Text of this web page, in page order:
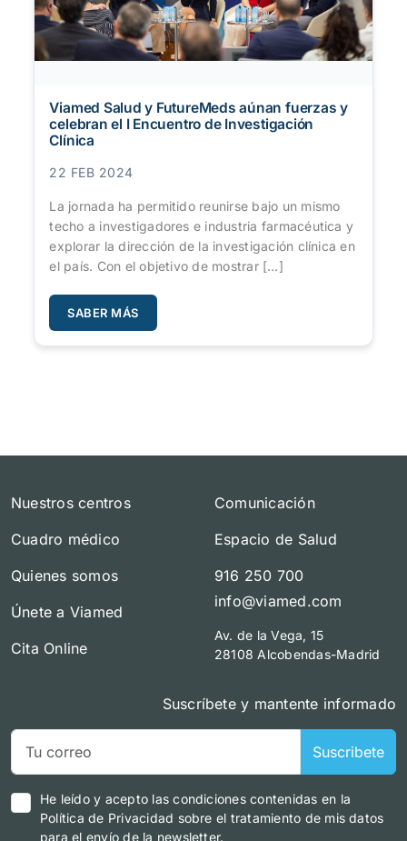
Viamed Salud y FutureMeds aúnan fuerzas y
celebran el I Encuentro de Investigación
Clínica
22 FEB 2024
La jornada ha permitido reunirse bajo un mismo
techo a investigadores e industria farmacéutica y
explorar la dirección de la investigación clínica en
el país. Con el objetivo de mostrar […]
SABER MÁS
Nuestros centros
Cuadro médico
Quienes somos
Únete a Viamed
Cita Online
Comunicación
Espacio de Salud
916 250 700
info@viamed.com
Av. de la Vega, 15
28108 Alcobendas-Madrid
Suscríbete y mantente informado
Suscribete
He leído y acepto las condiciones contenidas en la
Política de Privacidad sobre el tratamiento de mis datos
para el envío de la newsletter.